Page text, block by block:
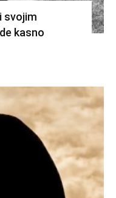
svojim
kasno